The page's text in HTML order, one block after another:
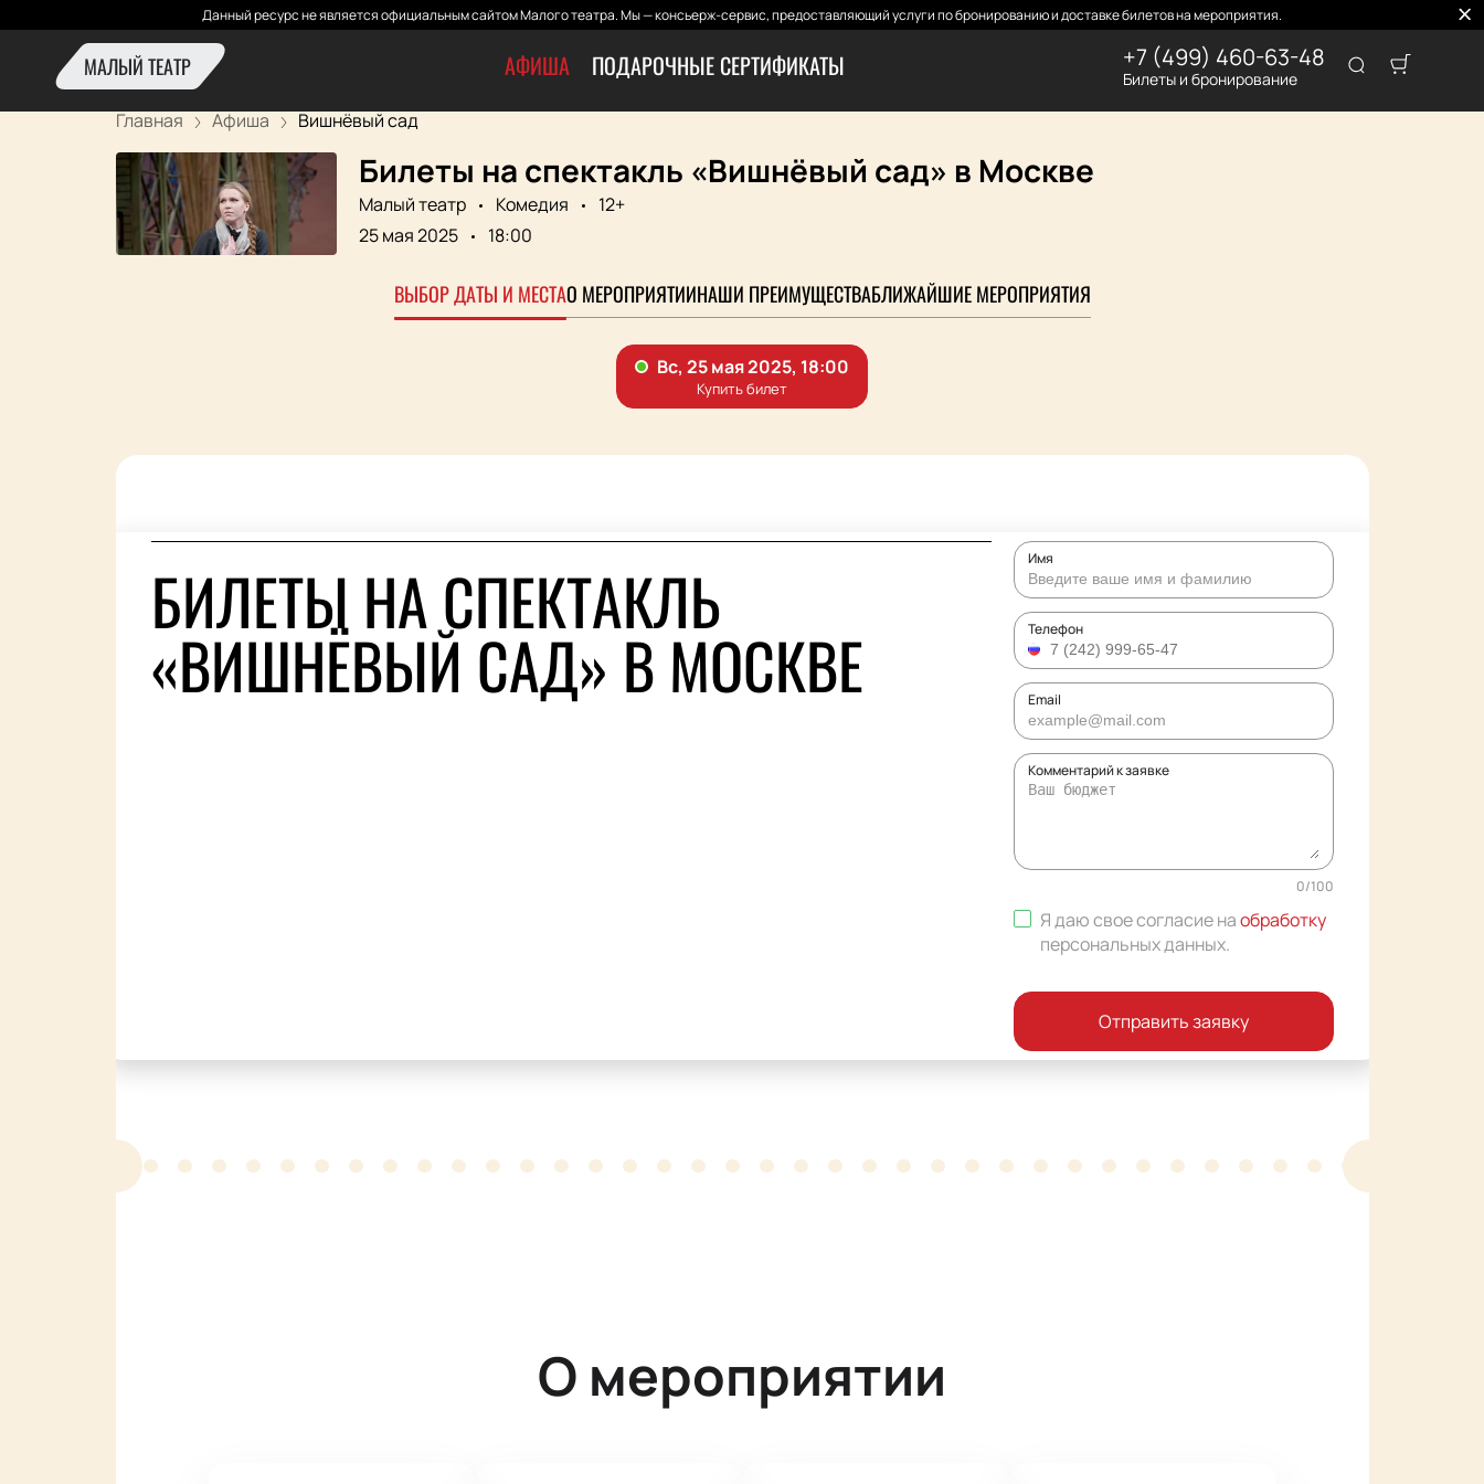
Данный ресурс не является официальным сайтом Малого театра. Мы — консьерж-сервис, предоставляющий услуги по бронированию и доставке билетов на мероприятия.
МАЛЫЙ ТЕАТР АФИША ПОДАРОЧНЫЕ СЕРТИФИКАТЫ +7 (499) 460-63-48
Билеты и бронирование
Главная Афиша Вишнёвый сад
Билеты на спектакль «Вишнёвый сад» в Москве
Малый театр Комедия
12+
25 мая 2025
18:00
ВЫБОР ДАТЫ И МЕСТАО МЕРОПРИЯТИИНАШИ ПРЕИМУЩЕСТВАБЛИЖАЙШИЕ МЕРОПРИЯТИЯ
БИЛЕТЫ НА СПЕКТАКЛЬ
«ВИШНЁВЫЙ САД» В МОСКВЕ
Имя
Телефон
Email
Комментарий к заявке
0/100
Я даю свое согласие наобработку
персональных данных.
Отправить заявку
О мероприятии